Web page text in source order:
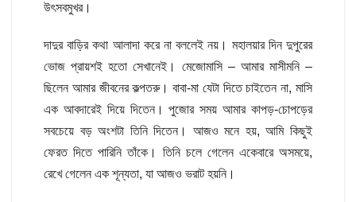
উৎসবমুখর।
দাদুর বাড়ির কথা আলাদা করে না বললেই নয়। মহালয়ার দিন দুপুরের
ভোজ প্রায়শই হতো সেখানেই। মেজোমাসি – আমার মাসীমনি –
ছিলেন আমার জীবনের কল্পতরু। বাবা-মা যেটা দিতে চাইতেন না, মাসি
এক আবদারেই দিয়ে দিতেন। পুজোর সময় আমার কাপড়-চোপড়ের
সবচেয়ে বড় অংশটা তিনি দিতেন। আজও মনে হয়, আমি কিছুই
ফেরত দিতে পারিনি তাঁকে। তিনি চলে গেলেন একেবারে অসময়ে,
রেখে গেলেন এক শূন্যতা, যা আজও ভরাট হয়নি।